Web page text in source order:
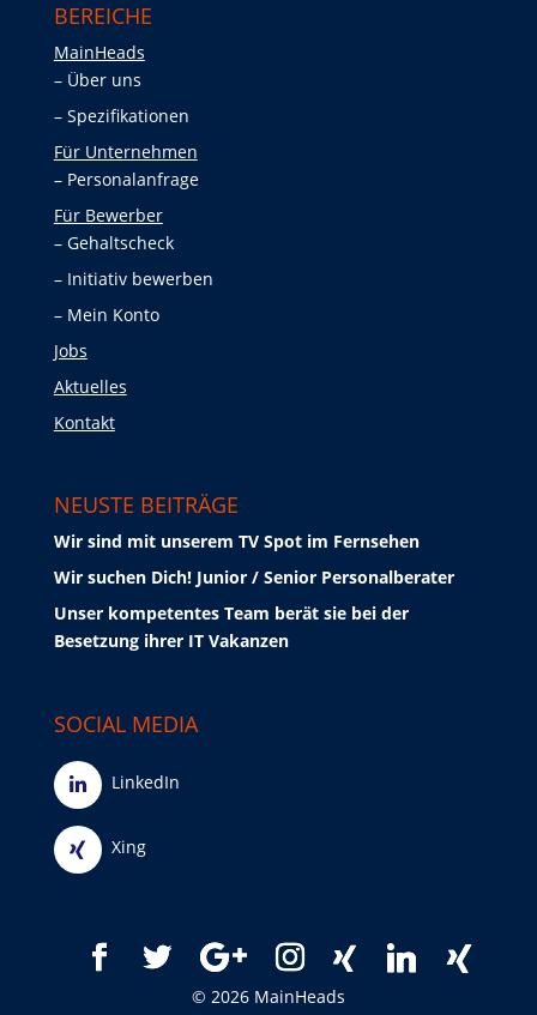
BEREICHE
MainHeads
Über uns
Spezifikationen
Für Unternehmen
Personalanfrage
Für Bewerber
Gehaltscheck
Initiativ bewerben
Mein Konto
Jobs
Aktuelles
Kontakt
NEUSTE BEITRÄGE
Wir sind mit unserem TV Spot im Fernsehen
Wir suchen Dich! Junior / Senior Personalberater
Unser kompetentes Team berät sie bei der
Besetzung ihrer IT Vakanzen
SOCIAL MEDIA
LinkedIn
Xing
© 2026 MainHeads